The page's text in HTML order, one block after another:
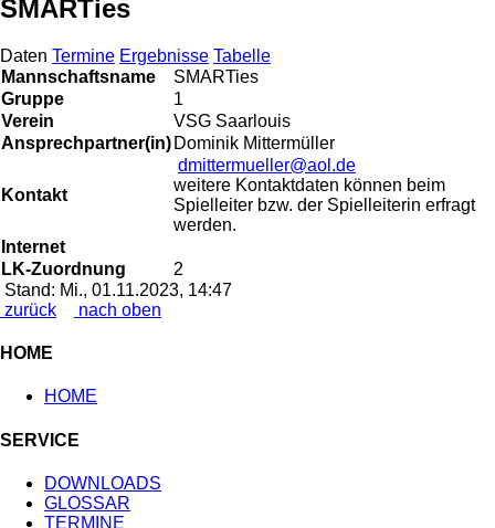
SMARTies
Daten Termine Ergebnisse Tabelle
Mannschaftsname
SMARTies
Gruppe
1
Verein
VSG Saarlouis
Ansprechpartner(in) Dominik Mittermüller
Kontakt
dmittermueller@aol.de
weitere Kontaktdaten können beim
Spielleiter bzw. der Spielleiterin erfragt
werden.
Internet
LK-Zuordnung
2
Stand: Mi., 01.11.2023, 14:47
zurück
nach oben
HOME
HOME
SERVICE
DOWNLOADS
GLOSSAR
TERMINE